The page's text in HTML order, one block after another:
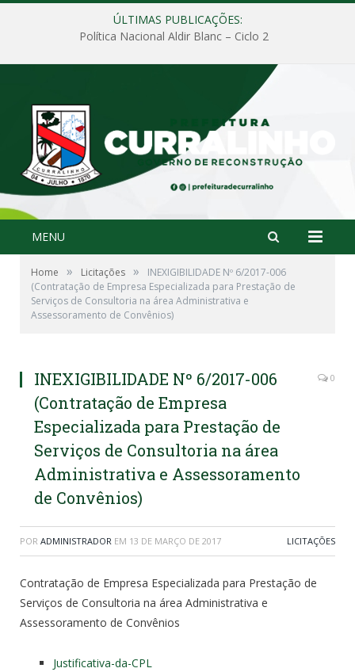
ÚLTIMAS PUBLICAÇÕES:
Política Nacional Aldir Blanc – Ciclo 2
MENU
Home » Licitações »
INEXIGIBILIDADE Nº 6/2017-006
(Contratação de Empresa Especializada para Prestação de
Serviços de Consultoria na área Administrativa e
Assessoramento de Convênios)
INEXIGIBILIDADE Nº 6/2017-006
(Contratação de Empresa
Especializada para Prestação de
Serviços de Consultoria na área
Administrativa e Assessoramento
de Convênios)
0
POR ADMINISTRADOR EM 13 DE MARÇO DE 2017 LICITAÇÕES
Contratação de Empresa Especializada para Prestação de
Serviços de Consultoria na área Administrativa e
Assessoramento de Convênios
Justificativa-da-CPL